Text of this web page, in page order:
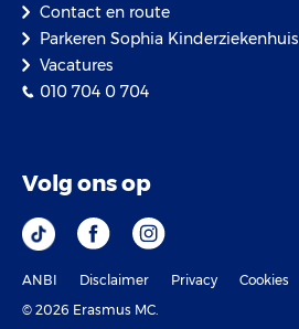
Contact en route
Parkeren Sophia Kinderziekenhuis
Vacatures
010 704 0 704
Volg ons op
ANBI Disclaimer Privacy Cookies
© 2026 Erasmus MC.